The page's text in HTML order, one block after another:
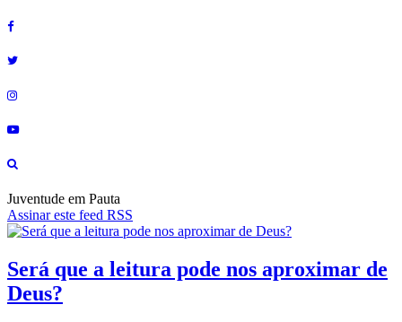
Juventude em Pauta
Assinar este feed RSS
Será que a leitura pode nos aproximar de
Deus?